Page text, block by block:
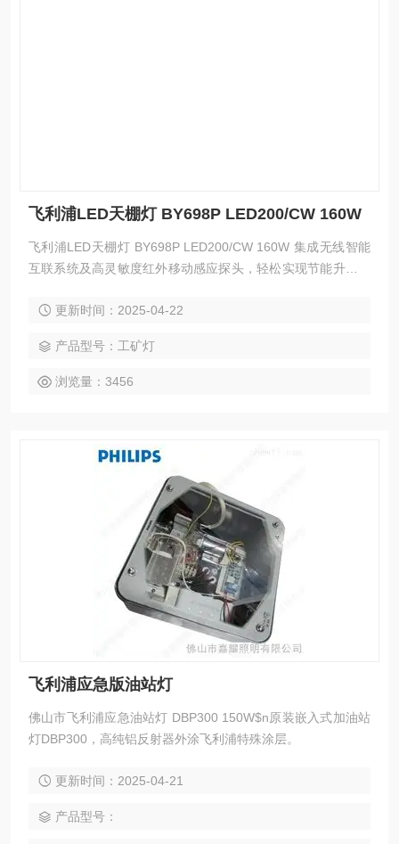
飞利浦LED天棚灯 BY698P LED200/CW 160W
飞利浦LED天棚灯 BY698P LED200/CW 160W 集成无线智能
互联系统及高灵敏度红外移动感应探头，轻松实现节能升级和
更新时间：2025-04-22
产品型号：工矿灯
浏览量：3456
飞利浦应急版油站灯
佛山市飞利浦应急油站灯 DBP300 150W$n原装嵌入式加油站
灯DBP300，高纯铝反射器外涂飞利浦特殊涂层。
更新时间：2025-04-21
产品型号：